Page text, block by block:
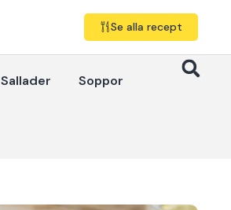
Se alla recept
Sallader Soppor